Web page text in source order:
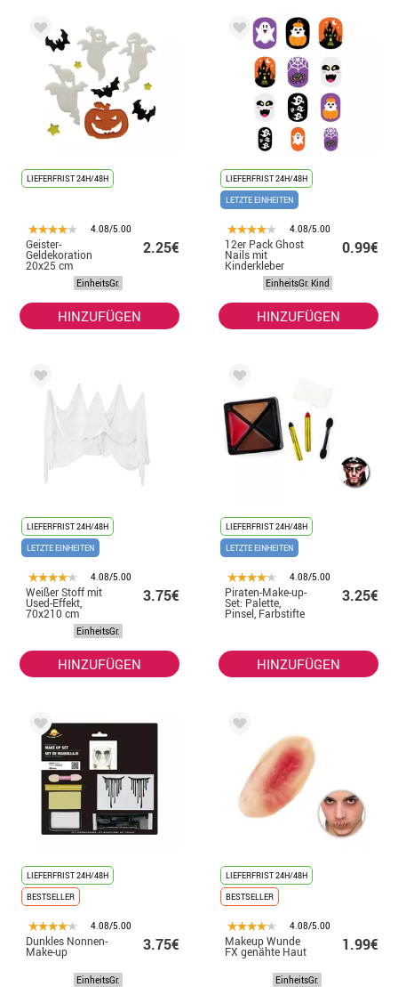
LIEFERFRIST 24H/48H
4.08/5.00
Geister-
Geldekoration
20x25 cm
2.25€
EinheitsGr.
HINZUFÜGEN
LIEFERFRIST 24H/48H
LETZTE EINHEITEN
4.08/5.00
12er Pack Ghost
Nails mit
Kinderkleber
0.99€
EinheitsGr. Kind
HINZUFÜGEN
LIEFERFRIST 24H/48H
LETZTE EINHEITEN
4.08/5.00
Weißer Stoff mit
Used-Effekt,
70x210 cm
3.75€
EinheitsGr.
HINZUFÜGEN
LIEFERFRIST 24H/48H
LETZTE EINHEITEN
4.08/5.00
Piraten-Make-up-
Set: Palette,
Pinsel, Farbstifte
und Schwamm
3.25€
HINZUFÜGEN
LIEFERFRIST 24H/48H
BESTSELLER
4.08/5.00
Dunkles Nonnen-
Make-up 3.75€
EinheitsGr.
LIEFERFRIST 24H/48H
BESTSELLER
4.08/5.00
Makeup Wunde
FX genähte Haut 1.99€
EinheitsGr.